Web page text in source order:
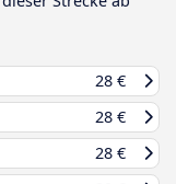
28 €
28 €
28 €